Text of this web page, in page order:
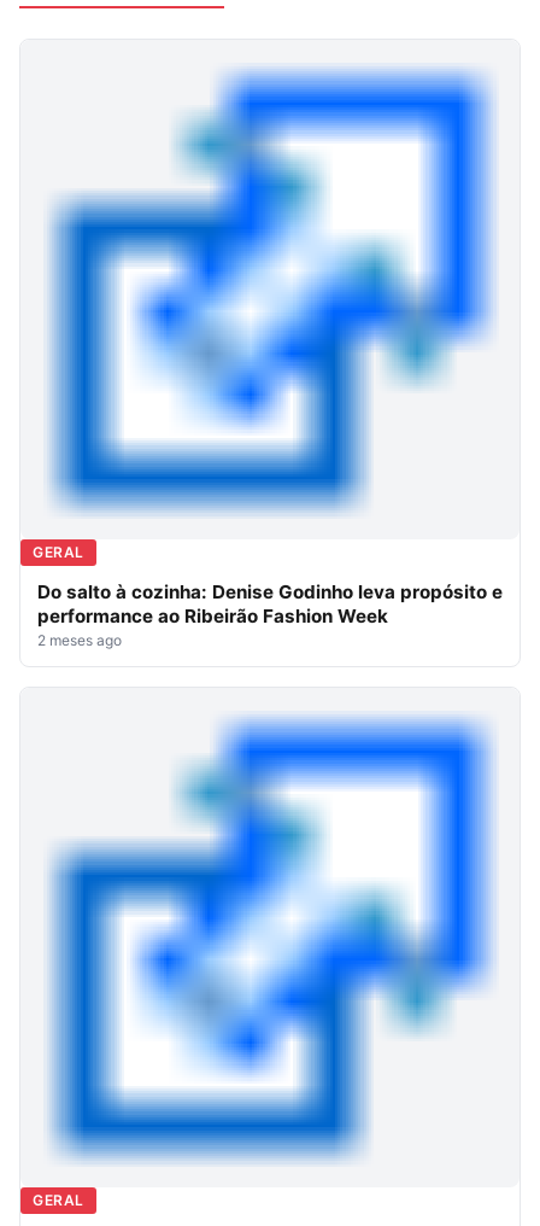
GERAL
Do salto à cozinha: Denise Godinho leva propósito e
performance ao Ribeirão Fashion Week
2 meses ago
GERAL